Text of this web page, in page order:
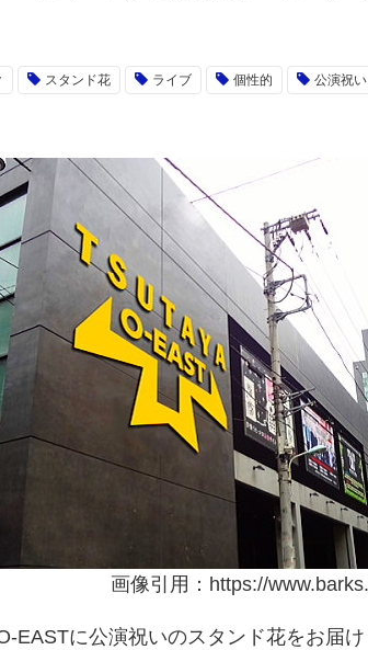
スタンド花 ライブ 個性的 公演祝い
画像引用：https://
EASTに公演祝いのスタンド花をお届